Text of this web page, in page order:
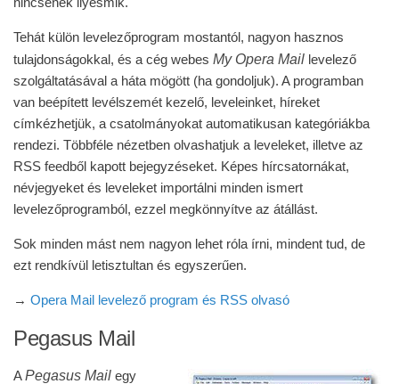
Tehát külön levelezőprogram mostantól, nagyon hasznos
tulajdonságokkal, és a cég webes My Opera Mail levelező
szolgáltatásával a háta mögött (ha gondoljuk). A programban
van beépített levélszemét kezelő, leveleinket, híreket
címkézhetjük, a csatolmányokat automatikusan kategóriákba
rendezi. Többféle nézetben olvashatjuk a leveleket, illetve az
RSS feedből kapott bejegyzéseket. Képes hírcsatornákat,
névjegyeket és leveleket importálni minden ismert
levelezőprogramból, ezzel megkönnyítve az átállást.
Sok minden mást nem nagyon lehet róla írni, mindent tud, de
ezt rendkívül letisztultan és egyszerűen.
→ Opera Mail levelező program és RSS olvasó
Pegasus Mail
APegasus Mail egy